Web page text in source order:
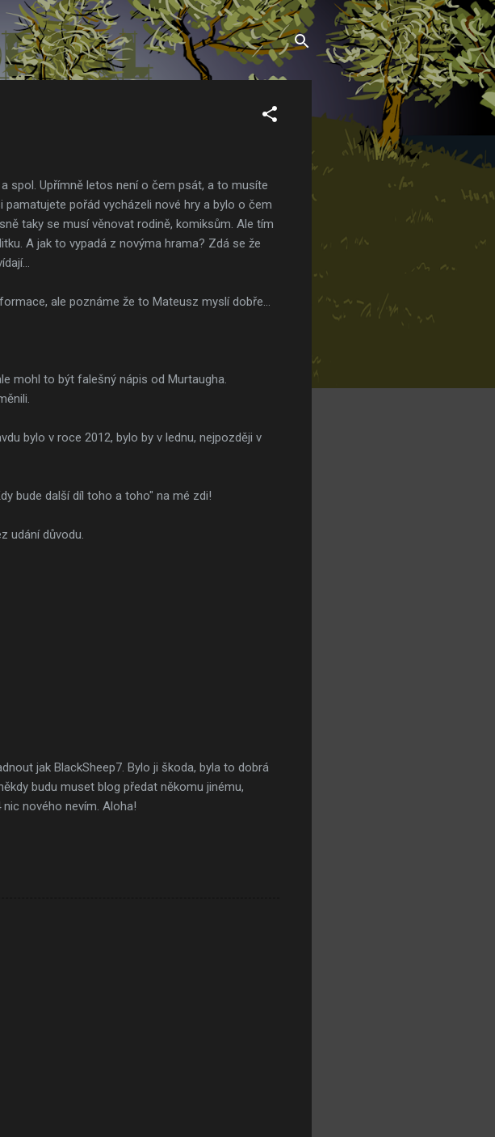
spol. Upřímně letos není o čem psát, a to musíte
pořád vycházeli nové hry a bylo o čem
taky se musí věnovat rodině, komiksům. Ale tím
A jak to vypadá z novýma hrama? Zdá se že
ale poznáme že to Mateusz myslí dobře...
mohl to být falešný nápis od Murtaugha.
bylo v roce 2012, bylo by v lednu, nejpozději v
bude další díl toho a toho" na mé zdi!
udání důvodu.
jak BlackSheep7. Bylo ji škoda, byla to dobrá
budu muset blog předat někomu jinému,
nového nevím. Aloha!